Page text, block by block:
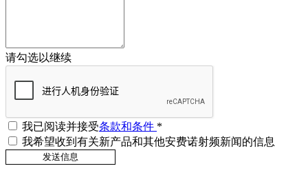
请勾选以继续
我已阅读并接受条款和条件 *
我希望收到有关新产品和其他安费诺射频新闻的信息